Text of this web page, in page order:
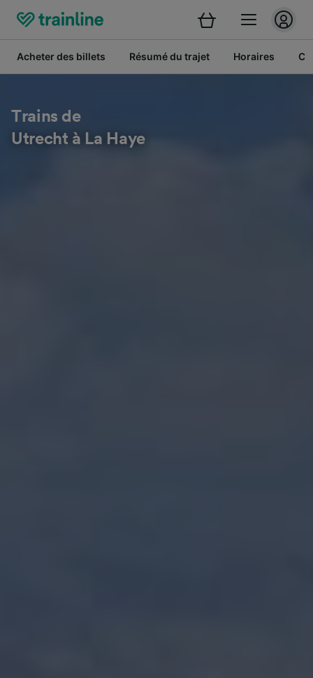
Acheter des billets Résumé du trajet Horaires
Trains de
Utrecht à La Haye